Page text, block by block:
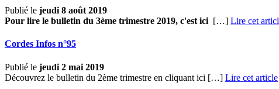
Publié le jeudi 8 août 2019
Pour lire le bulletin du 3ème trimestre 2019, c'est ici […] Lire cet
Cordes Infos n°95
Publié le jeudi 2 mai 2019
Découvrez le bulletin du 2ème trimestre en cliquant ici […] Lire cet article